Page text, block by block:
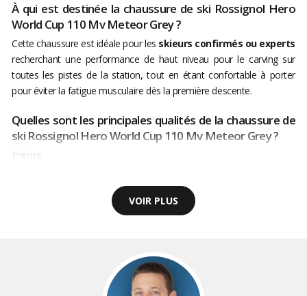
À qui est destinée la chaussure de ski Rossignol Hero
World Cup 110 Mv Meteor Grey ?
Cette chaussure est idéale pour les skieurs confirmés ou experts
recherchant une performance de haut niveau pour le carving sur
toutes les pistes de la station, tout en étant confortable à porter
pour éviter la fatigue musculaire dès la première descente.
Quelles sont les principales qualités de la chaussure de
ski Rossignol Hero World Cup 110 Mv Meteor Grey ?
Précise
VOIR PLUS